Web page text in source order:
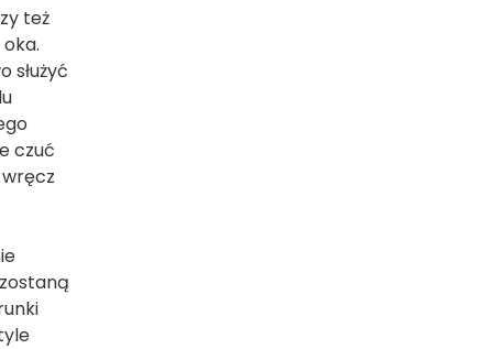
też
służyć
czuć